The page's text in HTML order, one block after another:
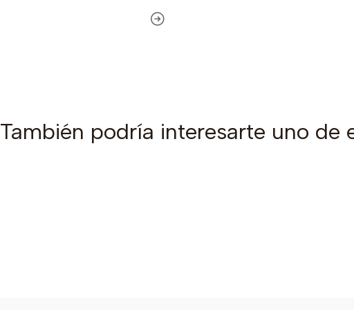
También podría interesarte uno de